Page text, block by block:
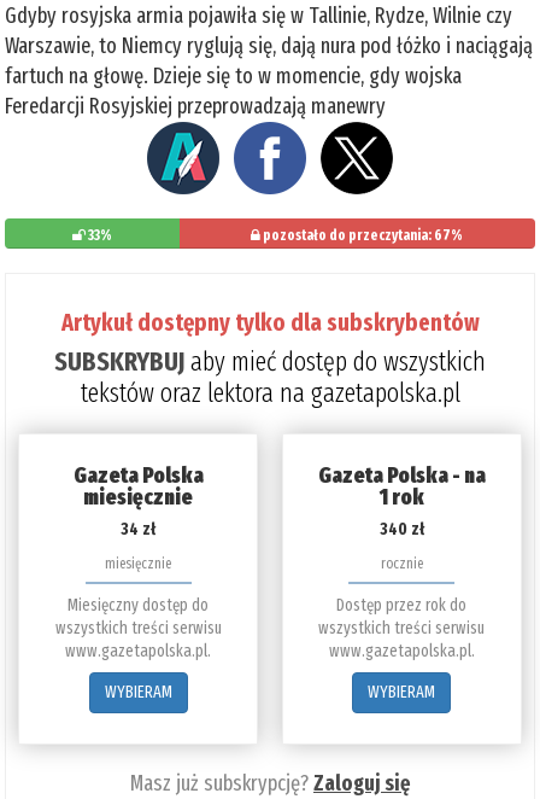
Gdyby rosyjska armia pojawiła się w Tallinie, Rydze, Wilnie czy
Warszawie, to Niemcy ryglują się, dają nura pod łóżko i naciągają
fartuch na głowę. Dzieje się to w momencie, gdy wojska
Feredarcji Rosyjskiej przeprowadzają manewry
33% pozostało do przeczytania: 67%
Artykuł dostępny tylko dla subskrybentów
SUBSKRYBUJaby mieć dostęp do wszystkich
tekstów oraz lektora na gazetapolska.pl
Gazeta Polska
miesięcznie
34 zł
miesięcznie
Miesięczny dostęp do
wszystkich treści serwisu
www.gazetapolska.pl.
WYBIERAM
Gazeta Polska - na
1 rok
340 zł
rocznie
Dostęp przez rok do
wszystkich treści serwisu
www.gazetapolska.pl.
WYBIERAM
Masz już subskrypcję?Zaloguj się